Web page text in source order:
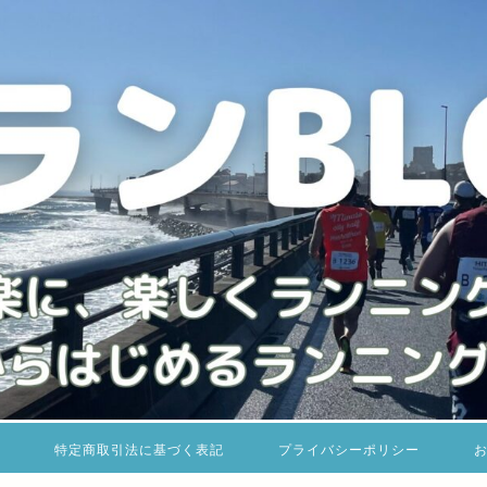
特定商取引法に基づく表記 プライバシーポリシー